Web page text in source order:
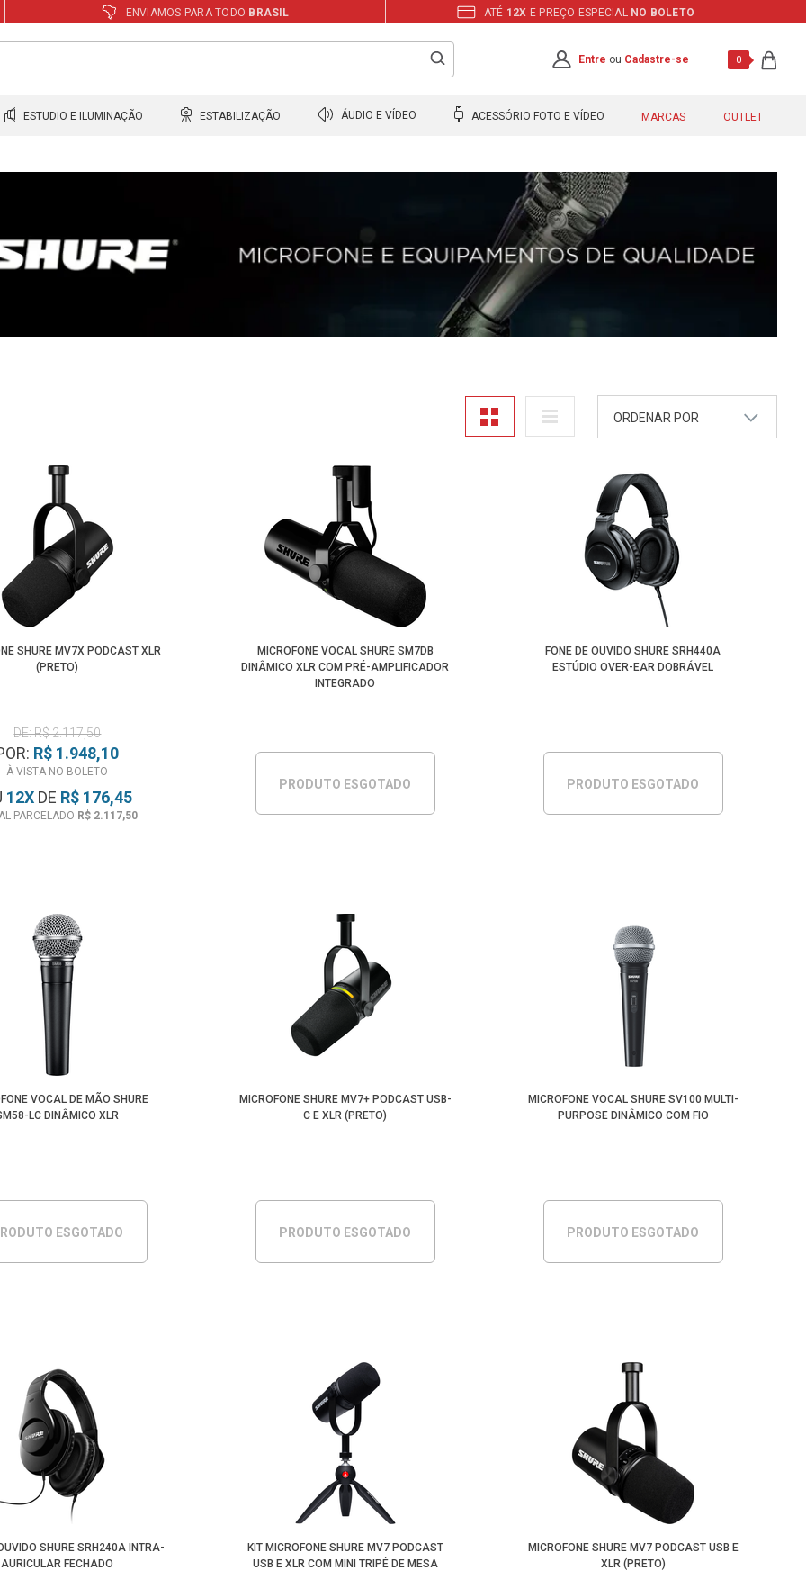
ENVIAMOS PARA TODO BRASIL ATÉ 12X E PREÇO ESPECIAL NO BOLETO
Entre ou Cadastre-se 0
ESTUDIO E ILUMINAÇÃO ESTABILIZAÇÃO ÁUDIO E VÍDEO ACESSÓRIO FOTO E VÍDEO MARCAS OUTLET
ORDENAR POR
Mais Vendidos
Maior Preço
Menor Preço
SHURE MV7X PODCAST XLR
(PRETO)
DE: R$ 2.117,50
R$ 1.948,10
À VISTA NO BOLETO
12X DE R$ 176,45
PARCELADO R$ 2.117,50
MICROFONE VOCAL SHURE SM7DB
DINÂMICO XLR COM PRÉ-AMPLIFICADOR
INTEGRADO
PRODUTO ESGOTADO
FONE DE OUVIDO SHURE SRH440A
ESTÚDIO OVER-EAR DOBRÁVEL
PRODUTO ESGOTADO
VOCAL DE MÃO SHURE
LC DINÂMICO XLR
ESGOTADO
MICROFONE SHURE MV7+ PODCAST USB-
C E XLR (PRETO)
PRODUTO ESGOTADO
MICROFONE VOCAL SHURE SV100 MULTI-
PURPOSE DINÂMICO COM FIO
PRODUTO ESGOTADO
SHURE SRH240A INTRA-
AURICULAR FECHADO
KIT MICROFONE SHURE MV7 PODCAST
USB E XLR COM MINI TRIPÉ DE MESA
MICROFONE SHURE MV7 PODCAST USB E
XLR (PRETO)